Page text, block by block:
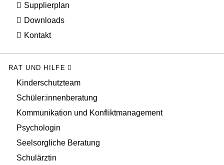
Supplierplan
Downloads
Kontakt
RAT UND HILFE
Kinderschutzteam
Schüler:innenberatung
Kommunikation und Konfliktmanagement
Psychologin
Seelsorgliche Beratung
Schulärztin